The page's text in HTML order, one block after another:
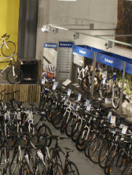
| Daniela Ferfort-Wagner/Tretmühle Betzdorf